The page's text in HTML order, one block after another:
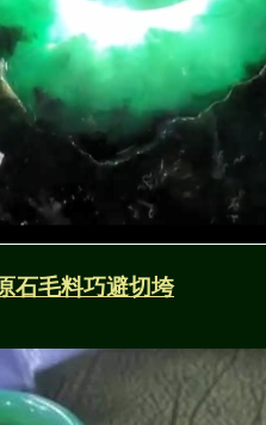
石毛料巧避切垮